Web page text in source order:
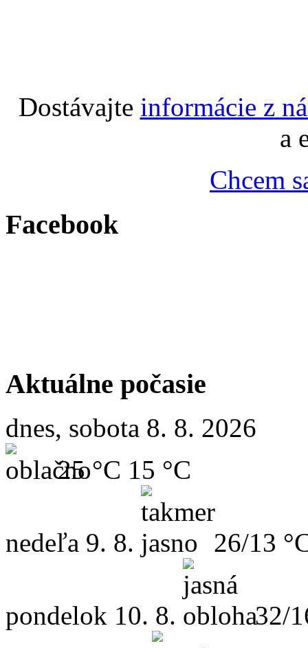
Dostávajte informácie z
a
Chcem
Facebook
Aktuálne počasie
dnes, sobota 8. 8. 2026
25 °C 15 °C
nedeľa 9. 8. 26/13
pondelok 10. 8. 32/